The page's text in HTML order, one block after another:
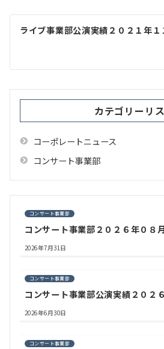
ビ
ゲ
シ
ョ
ライブ事業部公演実績２０２１年１
カテゴリーリ
コーポレートニュース
コンサート事業部
コンサート事業部
コンサート事業部２０２６年０８
2026年7月31日
コンサート事業部
コンサート事業部公演実績２０２
2026年6月30日
コンサート事業部